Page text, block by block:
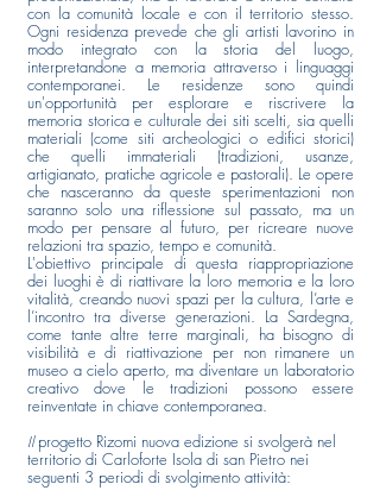
con la comunità locale e con il territorio stesso.
Ogni residenza prevede che gli artisti lavorino in
modo integrato con la storia del luogo,
interpretandone a memoria attraverso i linguaggi
contemporanei. Le residenze sono quindi
un'opportunità per esplorare e riscrivere la
memoria storica e culturale dei siti scelti, sia quelli
materiali (come siti archeologici o edifici storici)
che quelli immateriali (tradizioni, usanze,
artigianato, pratiche agricole e pastorali). Le opere
che nasceranno da queste sperimentazioni non
saranno solo una riflessione sul passato, ma un
modo per pensare al futuro, per ricreare nuove
relazioni tra spazio, tempo e comunità.
L'obiettivo principale di questa riappropriazione
dei luoghi è di riattivare la loro memoria e la loro
vitalità, creando nuovi spazi per la cultura, l’arte e
l’incontro tra diverse generazioni. La Sardegna,
come tante altre terre marginali, ha bisogno di
visibilità e di riattivazione per non rimanere un
museo a cielo aperto, ma diventare un laboratorio
creativo dove le tradizioni possono essere
reinventate in chiave contemporanea.
Ilprogetto Rizomi nuova edizione si svolgerà nel
territorio di Carloforte Isola di san Pietro nei
seguenti 3 periodi di svolgimento attività: